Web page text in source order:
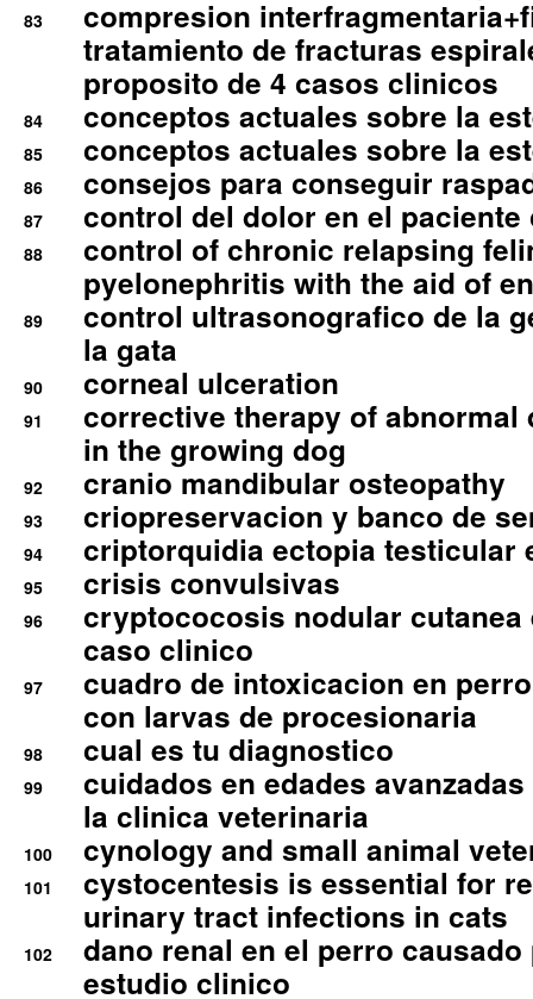
83
compresion
tratamiento de fracturas
proposito de 4 casos clinicos
84 conceptos actuales sobre la
85 conceptos actuales sobre la
86 consejos para conseguir
87 control del dolor en el
88
control of chronic relapsing
pyelonephritis with the aid of
89
control ultrasonografico de la
la gata
90 corneal ulceration
91
corrective therapy of abnormal
in the growing dog
92 cranio mandibular osteopathy
93 criopreservacion y banco de
94 criptorquidia ectopia testicular
95 crisis convulsivas
96
cryptococosis nodular cutanea
caso clinico
97
cuadro de intoxicacion en
con larvas de procesionaria
98 cual es tu diagnostico
99
cuidados en edades
la clinica veterinaria
100 cynology and small animal
101
cystocentesis is essential for
urinary tract infections in cats
102
dano renal en el perro
estudio clinico